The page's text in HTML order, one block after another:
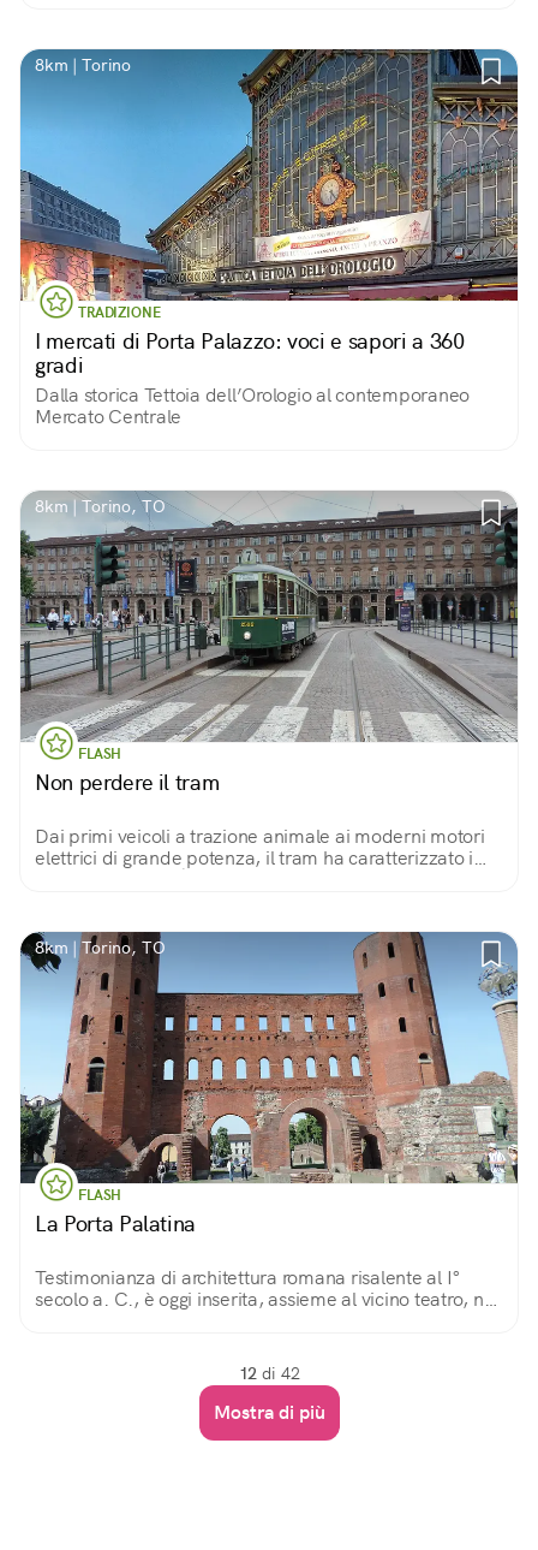
8km | Torino
TRADIZIONE
I mercati di Porta Palazzo: voci e sapori a 360
gradi
Dalla storica Tettoia dell’Orologio al contemporaneo
Mercato Centrale
8km | Torino, TO
FLASH
Non perdere il tram
Dai primi veicoli a trazione animale ai moderni motori
elettrici di grande potenza, il tram ha caratterizzato i
8km | Torino, TO
FLASH
La Porta Palatina
Testimonianza di architettura romana risalente al I°
secolo a. C., è oggi inserita, assieme al vicino teatro, nel
12 di 42
Mostra di più